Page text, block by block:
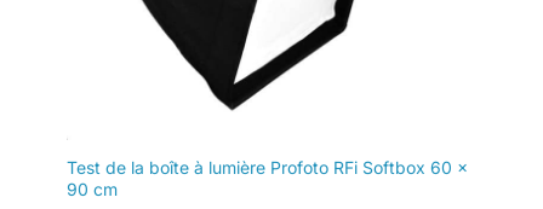
Test de la boîte à lumière Profoto RFi Softbox 60 x
90 cm